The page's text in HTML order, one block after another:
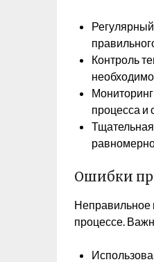
Контроль
процесса и
Ошибки
Неправильное
процессе.